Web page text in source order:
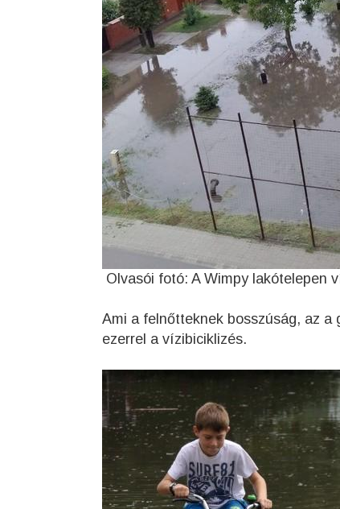
Olvasói fotó: A Wimpy lakótelepen
Ami a felnőtteknek bosszúság, az a
ezerrel a vízibiciklizés.